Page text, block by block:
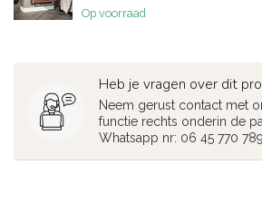
Op voorraad
Heb je vragen over dit
Neem gerust contact met
functie rechts onderin de
Whatsapp nr: 06 45 770 789